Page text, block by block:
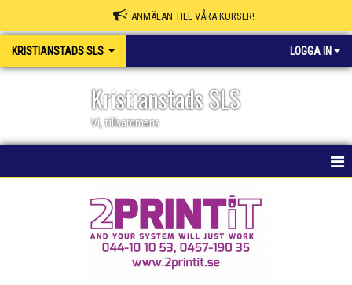
ANMÄLAN TILL VÅRA KURSER!
KRISTIANSTADS SLS LOGGA IN
Kristianstads SLS
Vi, tillsammans